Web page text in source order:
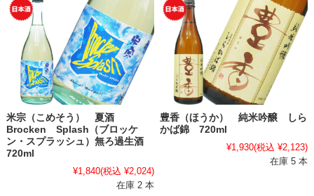
米宗（こめそう） 夏酒
Brocken Splash（ブロッケ
ン・スプラッシュ）無ろ過生酒
720ml
¥1,840(税込 ¥2,024)
在庫 2 本
豊香（ほうか） 純米吟醸 しら
かば錦 720ml
¥1,930(税込 ¥2,123)
在庫 5 本